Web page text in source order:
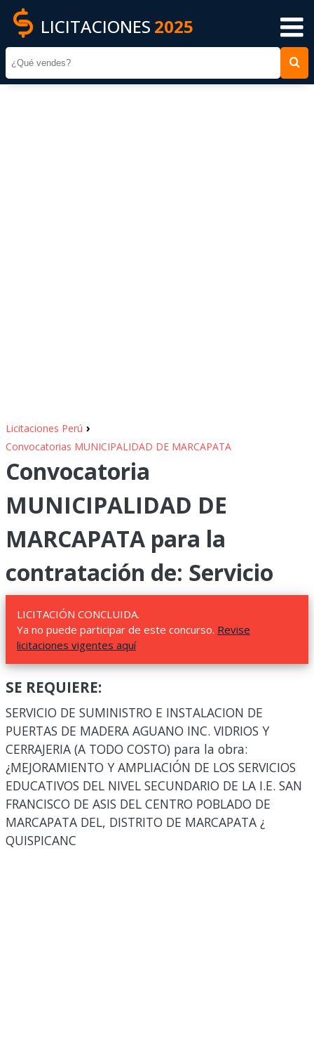
LICITACIONES 2025
Licitaciones Perú ›
Convocatorias MUNICIPALIDAD DE MARCAPATA
Convocatoria
MUNICIPALIDAD DE
MARCAPATA para la
contratación de: Servicio
LICITACIÓN CONCLUIDA.
Ya no puede participar de este concurso. Revise
licitaciones vigentes aquí
SE REQUIERE:
SERVICIO DE SUMINISTRO E INSTALACION DE
PUERTAS DE MADERA AGUANO INC. VIDRIOS Y
CERRAJERIA (A TODO COSTO) para la obra:
¿MEJORAMIENTO Y AMPLIACIÓN DE LOS SERVICIOS
EDUCATIVOS DEL NIVEL SECUNDARIO DE LA I.E. SAN
FRANCISCO DE ASIS DEL CENTRO POBLADO DE
MARCAPATA DEL, DISTRITO DE MARCAPATA ¿
QUISPICANC